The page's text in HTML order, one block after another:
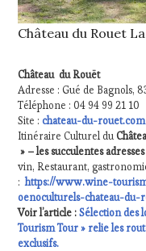
Château du Rouet
Château du Rouët
Adresse : Gué de Bagnols,
Téléphone : 04 94 99 21 10
Site : chateau-du-rouet.com
Itinéraire Culturel du
» – les succulentes
vin, Restaurant,
:https://www.wine-
oenoculturels-chateau-du-
Voir l’article :Sélection des
Tourism Tour » relie les
exclusifs.